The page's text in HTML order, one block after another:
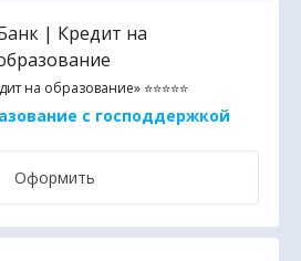
на образование» ⭐⭐⭐⭐⭐
с господдержкой
Оформить